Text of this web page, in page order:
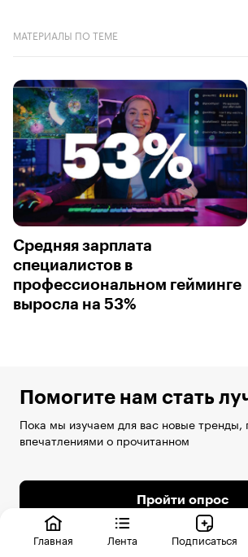
МАТЕРИАЛЫ ПО ТЕМЕ
Средняя зарплата
специалистов в
профессиональном гейминге
выросла на 53%
Помогите нам стать
Пока мы изучаем для вас новые тренды,
впечатлениями о прочитанном
Пройти опрос
Главная Лента Подписаться